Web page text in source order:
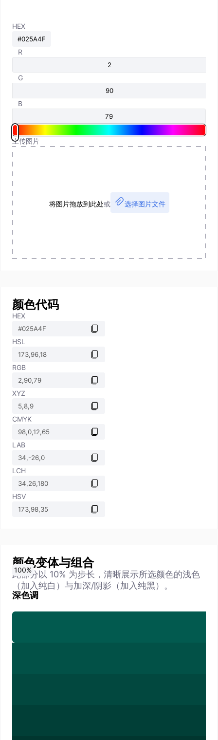
HEX
R
G
B
上传图片
将图片拖放到此处或 选择图片文件
颜色代码
HEX
HSL
RGB
XYZ
CMYK
LAB
LCH
HSV
颜色变体与组合
此部分以 10% 为步长，清晰展示所选颜色的浅色
（加入纯白）与加深/阴影（加入纯黑）。
深色调
0%
10%
20%
30%
40%
50%
60%
70%
80%
90%
100%